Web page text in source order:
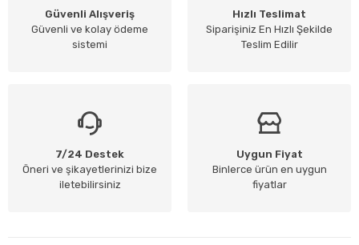
Güvenli Alışveriş
Güvenli ve kolay ödeme
sistemi
Hızlı Teslimat
Siparişiniz En Hızlı Şekilde
Teslim Edilir
7/24 Destek
Öneri ve şikayetlerinizi bize
iletebilirsiniz
Uygun Fiyat
Binlerce ürün en uygun
fiyatlar